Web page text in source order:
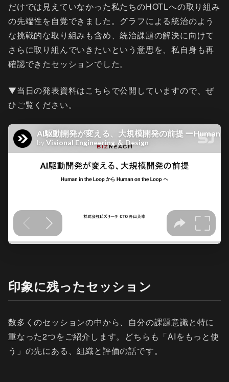
だけでは見えていなかった私たちのHOTLへの取り組み
の先端性を自覚できました。グラフによる統治のよう
な挑戦的な取り組みも含め、統治課題の解決に向けて
さらに取り組んでいきたいという意思を、私自身も再
確認できたセッションでした。
▼当日の発表資料はこちらで公開していますので、ぜ
ひご覧ください。
印象に残ったセッション
数多くのセッションの中から、自分の課題意識と特に
重なった2つをご紹介します。どちらも「AIをもっと使
う」の先にある、組織と評価の話です。